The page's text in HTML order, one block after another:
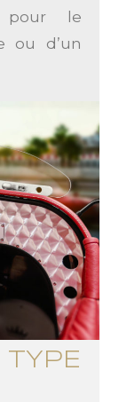
pour le
ou d’un